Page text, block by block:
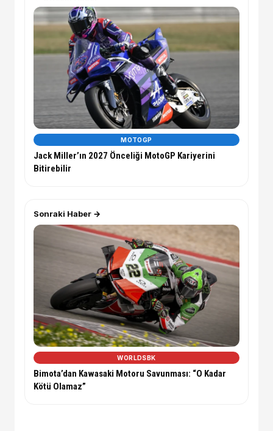
MOTOGP
Jack Miller’ın 2027 Önceliği MotoGP Kariyerini
Bitirebilir
Sonraki Haber →
WORLDSBK
Bimota’dan Kawasaki Motoru Savunması: “O Kadar
Kötü Olamaz”